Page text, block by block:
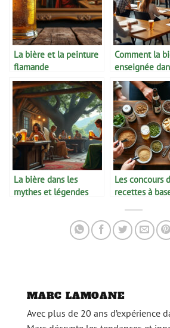
La bière et la peinture
flamande
Comment la
enseignée
écoles
La bière dans les
mythes et légendes
Les concours
recettes à
MARC LAMOANE
Avec plus de 20 ans d’expérience